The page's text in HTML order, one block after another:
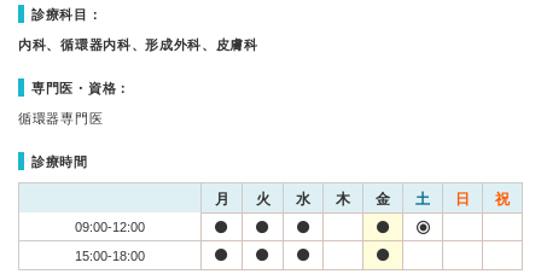
診療科目：
内科、循環器内科、形成外科、皮膚科
専門医・資格：
循環器専門医
診療時間
月 火 水 木 金 土 日 祝
09:00-12:00
15:00-18:00